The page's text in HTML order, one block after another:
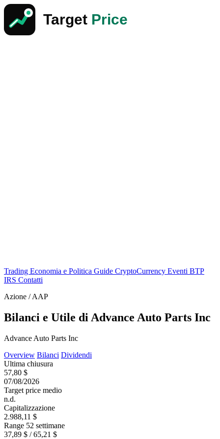
Trading Economia e Politica Guide CryptoCurrency Eventi BTP
IRS Contatti
Azione / AAP
Bilanci e Utile di Advance Auto Parts Inc
Advance Auto Parts Inc
Overview Bilanci Dividendi
Ultima chiusura
57,80 $
07/08/2026
Target price medio
n.d.
Capitalizzazione
2.988,11 $
Range 52 settimane
37,89 $ / 65,21 $